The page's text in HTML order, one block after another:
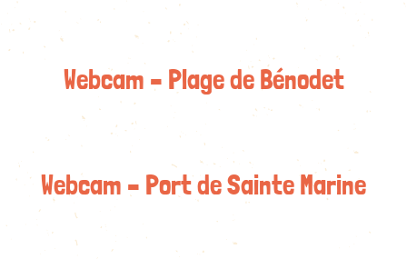
Webcam – Plage de Bénodet
Webcam – Port de Sainte Marine